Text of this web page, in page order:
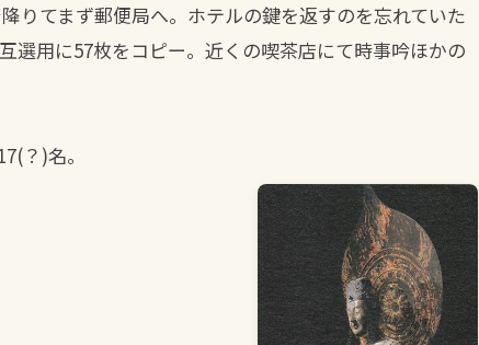
りてまず郵便局へ。ホテルの鍵を返すのを忘れていた
選用に57枚をコピー。近くの喫茶店にて時事吟ほかの
？)名。